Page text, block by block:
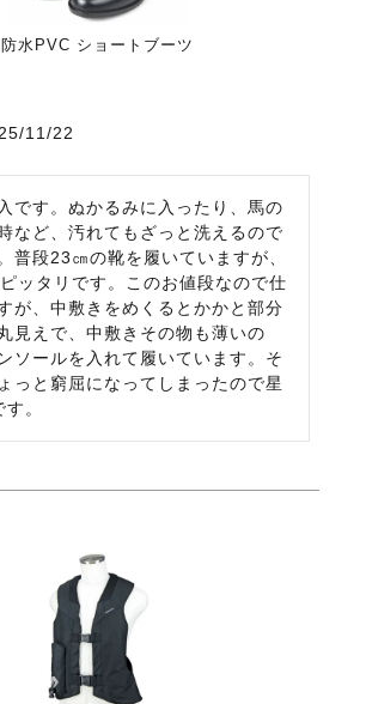
水PVC ショートブーツ
11/22
です。ぬかるみに入ったり、馬の
など、汚れてもざっと洗えるので
普段23㎝の靴を履いていますが、
ッタリです。このお値段なので仕
が、中敷きをめくるとかかと部分
見えで、中敷きその物も薄いの
ソールを入れて履いています。そ
っと窮屈になってしまったので星
。